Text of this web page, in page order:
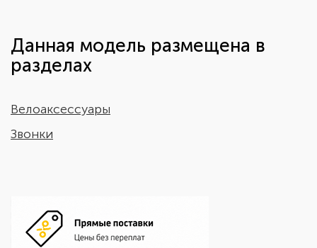
Данная модель размещена в
разделах
Велоаксессуары
Звонки